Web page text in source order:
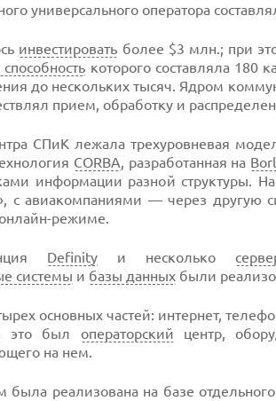
универсального оператора
инвестировать более $3 млн.; при
которого составляла 180
до нескольких тысяч. Ядром
прием, обработку и
СПиК лежала трехуровневая
CORBA, разработанная на
информации разной структуры.
с авиакомпаниями — через другую
режиме.
Definityи несколько
системы и базы данных были
основных частей: интернет,
это был операторский центр,
на нем.
была реализована на базе